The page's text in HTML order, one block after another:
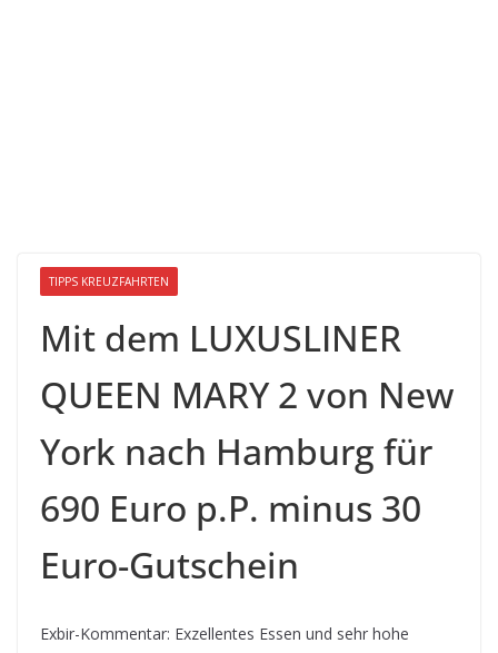
TIPPS KREUZFAHRTEN
Mit dem LUXUSLINER
QUEEN MARY 2 von New
York nach Hamburg für
690 Euro p.P. minus 30
Euro-Gutschein
Exbir-Kommentar: Exzellentes Essen und sehr hohe